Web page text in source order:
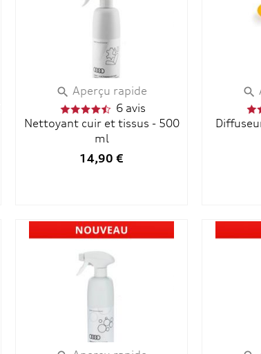
 Aperçu rapide
6 avis
Nettoyant cuir et tissus - 500
ml
14,90 €
